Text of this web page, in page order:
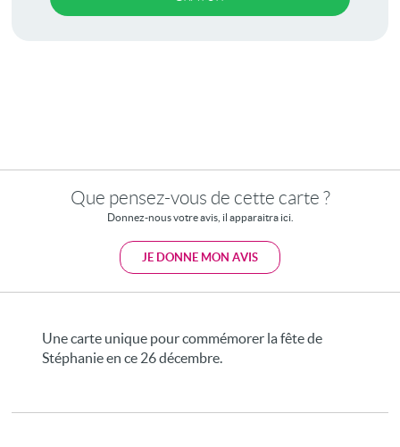
Que pensez-vous de cette carte ?
Donnez-nous votre avis, il apparaitra ici.
JE DONNE MON AVIS
Une carte unique pour commémorer la fête de
Stéphanie en ce 26 décembre.